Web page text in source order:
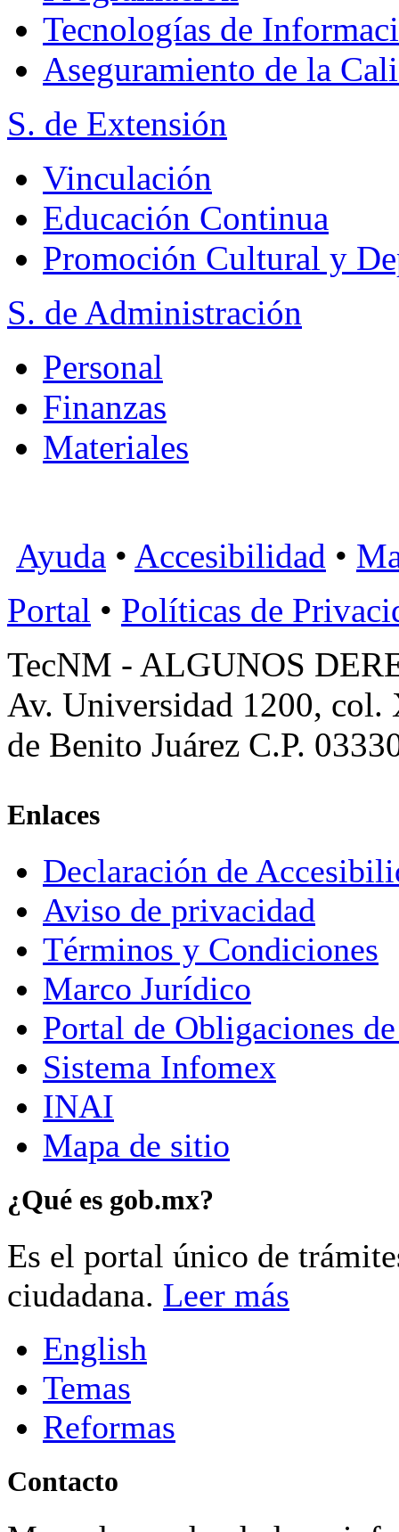
Tecnologías de
Aseguramiento de la
S. de Extensión
Vinculación
Educación Continua
Promoción Cultural y
S. de Administración
Personal
Finanzas
Materiales
Ayuda • Accesibilidad •
Portal • Políticas de
TecNM - ALGUNOS
Av. Universidad 1200,
de Benito Juárez C.P.
Enlaces
Declaración de
Aviso de privacidad
Términos y Condiciones
Marco Jurídico
Portal de Obligaciones
Sistema Infomex
INAI
Mapa de sitio
¿Qué es gob.mx?
Es el portal único de
ciudadana. Leer más
English
Temas
Reformas
Contacto